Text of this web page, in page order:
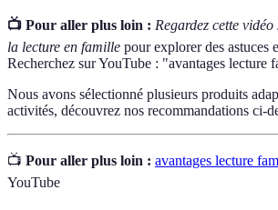
📺 Pour aller plus loin : Regardez cette
la lecture en famille pour explorer des astuces
Recherchez sur YouTube : "avantages lecture
Nous avons sélectionné plusieurs produits
activités, découvrez nos recommandations ci-
📺 Pour aller plus loin : avantages lecture
YouTube